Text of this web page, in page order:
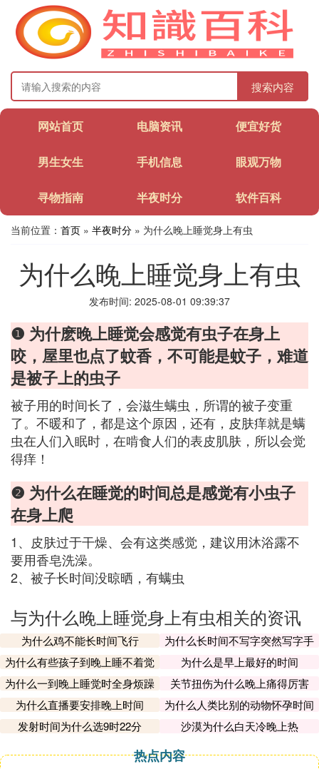
搜索内容
网站首页 电脑资讯 便宜好货
男生女生 手机信息 眼观万物
寻物指南 半夜时分 软件百科
当前位置： 首页 » 半夜时分 » 为什么晚上睡觉身上有虫
为什么晚上睡觉身上有虫
发布时间: 2025-08-01 09:39:37
❶ 为什麽晚上睡觉会感觉有虫子在身上
咬，屋里也点了蚊香，不可能是蚊子，难道
是被子上的虫子
被子用的时间长了，会滋生螨虫，所谓的被子变重
了。不暖和了，都是这个原因，还有，皮肤痒就是螨
虫在人们入眠时，在啃食人们的表皮肌肤，所以会觉
得痒！
❷ 为什么在睡觉的时间总是感觉有小虫子
在身上爬
1、皮肤过于干燥、会有这类感觉，建议用沐浴露不
要用香皂洗澡。
2、被子长时间没晾晒，有螨虫
与为什么晚上睡觉身上有虫相关的资讯
为什么鸡不能长时间飞行
为什么长时间不写字突然写字手
会不习惯
为什么有些孩子到晚上睡不着觉
为什么是早上最好的时间
为什么一到晚上睡觉时全身烦躁
关节扭伤为什么晚上痛得厉害
为什么直播要安排晚上时间
为什么人类比别的动物怀孕时间
长
发射时间为什么选9时22分 沙漠为什么白天冷晚上热
热点内容